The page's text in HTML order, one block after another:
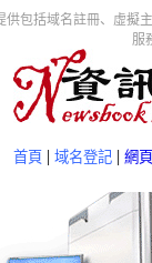
供包括域名註冊、虛
服
首頁| 域名登記| 網